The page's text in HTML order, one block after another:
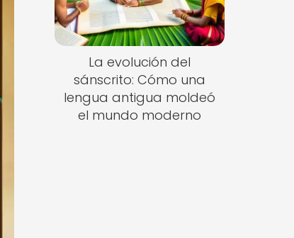
La evolución del
sánscrito: Cómo una
lengua antigua moldeó
el mundo moderno